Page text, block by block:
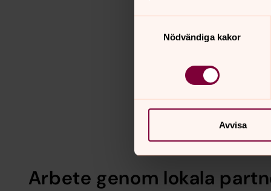
Nödvändiga kakor
Avvisa
Arbete genom lokala